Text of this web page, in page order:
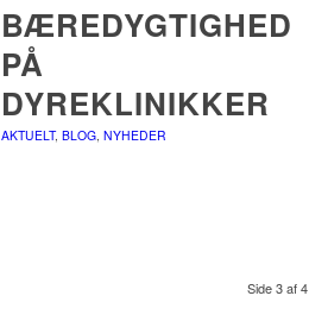
BÆREDYGTIGHED
PÅ
DYREKLINIKKER
AKTUELT,BLOG ,NYHEDER
Side 3 af 4